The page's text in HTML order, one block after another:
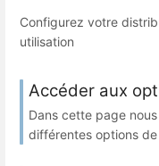
Configurez votre
utilisation
Accéder aux
Dans cette page
différentes options